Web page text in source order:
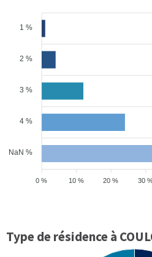
1 %
2 %
3 %
4 %
NaN %
30
20 %
10 %
0 %
Type de résidence à